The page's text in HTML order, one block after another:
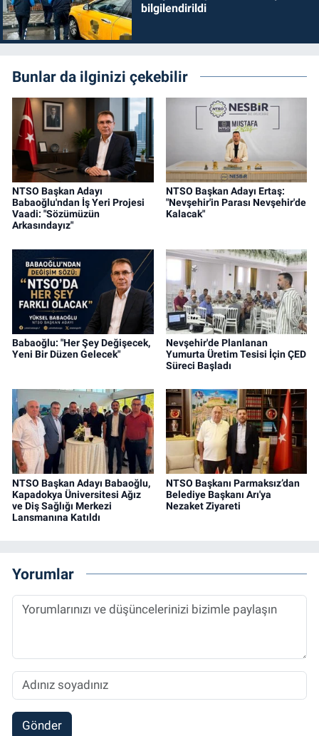
bilgilendirildi
Bunlar da ilginizi çekebilir
NTSO Başkan Adayı
Babaoğlu'ndan İş Yeri Projesi
Vaadi: "Sözümüzün
Arkasındayız"
NTSO Başkan Adayı Ertaş:
"Nevşehir'in Parası Nevşehir'de
Kalacak"
Babaoğlu: "Her Şey Değişecek,
Yeni Bir Düzen Gelecek"
Nevşehir'de Planlanan
Yumurta Üretim Tesisi İçin ÇED
Süreci Başladı
NTSO Başkan Adayı Babaoğlu,
Kapadokya Üniversitesi Ağız
ve Diş Sağlığı Merkezi
Lansmanına Katıldı
NTSO Başkanı Parmaksız’dan
Belediye Başkanı Arı'ya
Nezaket Ziyareti
Yorumlar
Gönder